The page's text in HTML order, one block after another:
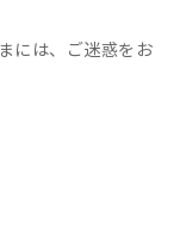
には、ご迷惑をお